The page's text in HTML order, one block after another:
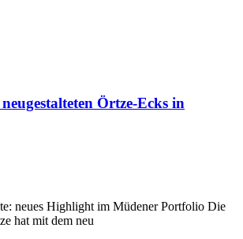
Örtze-Ecks in
neues Highlight im Müdener Portfolio Die
hat mit dem neu